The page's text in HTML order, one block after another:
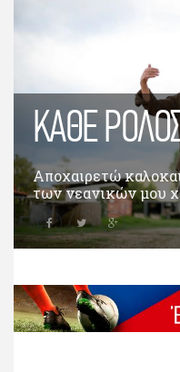
ΚΆΘΕ
Αποχαιρετώ
των νεανικών μου
Καλογερόπουλο,
χρονών – πολύ
ήταν πάντα. Ρόλοι